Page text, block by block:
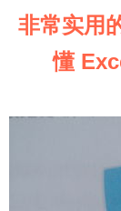
非常实用
懂